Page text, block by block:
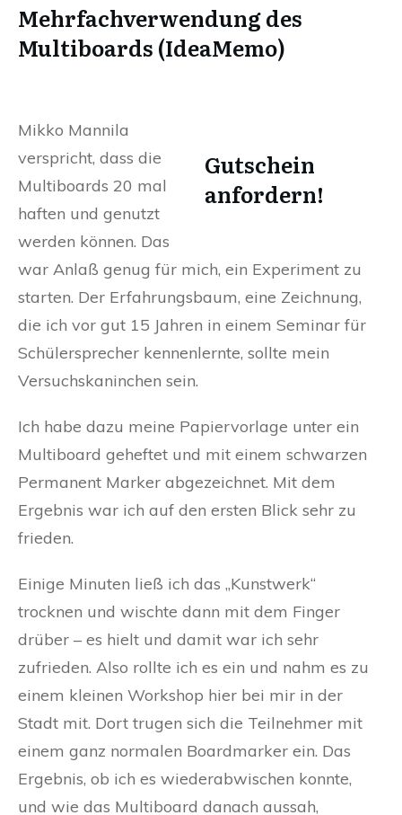
Mehrfachverwendung des
Multiboards (IdeaMemo)
Gutschein
anfordern!
Mikko Mannila
verspricht, dass die
Multiboards 20 mal
haften und genutzt
werden können. Das
war Anlaß genug für mich, ein Experiment zu
starten. Der Erfahrungsbaum, eine Zeichnung,
die ich vor gut 15 Jahren in einem Seminar für
Schülersprecher kennenlernte, sollte mein
Versuchskaninchen sein.
Ich habe dazu meine Papiervorlage unter ein
Multiboard geheftet und mit einem schwarzen
Permanent Marker abgezeichnet. Mit dem
Ergebnis war ich auf den ersten Blick sehr zu
frieden.
Einige Minuten ließ ich das „Kunstwerk“
trocknen und wischte dann mit dem Finger
drüber – es hielt und damit war ich sehr
zufrieden. Also rollte ich es ein und nahm es zu
einem kleinen Workshop hier bei mir in der
Stadt mit. Dort trugen sich die Teilnehmer mit
einem ganz normalen Boardmarker ein. Das
Ergebnis, ob ich es wiederabwischen konnte,
und wie das Multiboard danach aussah,